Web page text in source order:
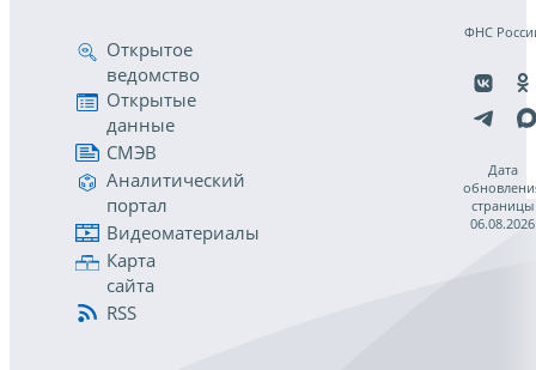
Открытое
ведомство
Открытые
данные
СМЭВ
Аналитический
портал
Видеоматериалы
Карта
сайта
RSS
ФНС
Дата
страницы
06.08.2026